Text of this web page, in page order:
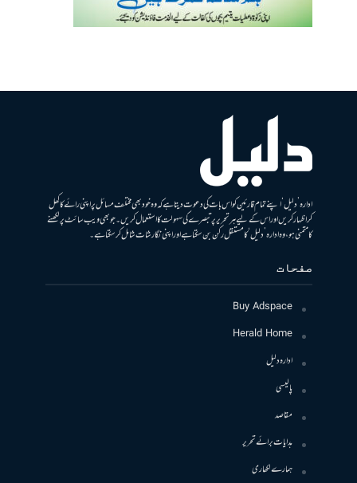
ادارہ ’دلیل‘ اپنے تمام قارئین کو اس بات کی دعوت دیتا ہے کہ وہ خود بھی مختلف مسائل پر اپنی رائے کا کھل
کر اظہار کریں اور اس کے لیے ہر تحریر پر تبصرے کی سہولت کا استعمال کریں۔ جو بھی ویب سائٹ پر لکھنے
کا متمنی ہو، وہ ادارہ ’دلیل‘ کا مستقل رکن بن سکتا ہے اور اپنی نگارشات شامل کرسکتا ہے۔
صفحات
Buy Adspace
Herald Home
ادارہ دلیل
پالیسی
مقاصد
ہدایات برائے تحریر
ہمارے لکھاری